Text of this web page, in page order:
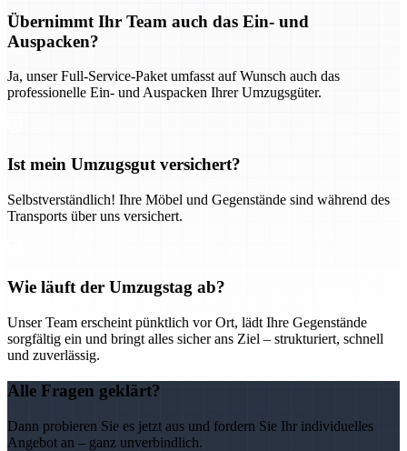
Übernimmt Ihr Team auch das Ein- und
Auspacken?
Ja, unser Full-Service-Paket umfasst auf Wunsch auch das
professionelle Ein- und Auspacken Ihrer Umzugsgüter.
Ist mein Umzugsgut versichert?
Selbstverständlich! Ihre Möbel und Gegenstände sind während des
Transports über uns versichert.
Wie läuft der Umzugstag ab?
Unser Team erscheint pünktlich vor Ort, lädt Ihre Gegenstände
sorgfältig ein und bringt alles sicher ans Ziel – strukturiert, schnell
und zuverlässig.
Alle Fragen geklärt?
Dann probieren Sie es jetzt aus und fordern Sie Ihr individuelles
Angebot an – ganz unverbindlich.